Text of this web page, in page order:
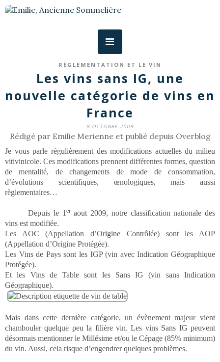
RÈGLEMENTATION ET LE VIN
Les vins sans IG, une
nouvelle catégorie de vins en
France
8 OCTOBRE 2009
Rédigé par Emilie Merienne et publié depuis Overblog
Je vous parle régulièrement des modifications actuelles du milieu
vitivinicole. Ces modifications prennent différentes formes, question
de mentalité, de changements de mode de consommation,
d’évolutions scientifiques, œnologiques, mais aussi
règlementaires…
Depuis le 1 eraout 2009, notre classification nationale des
vins est modifiée.
Les AOC (Appellation d’Origine Contrôlée) sont les AOP
(Appellation d’Origine Protégée).
Les Vins de Pays sont les IGP (vin avec Indication Géographique
Protégée).
Et les Vins de Table sont les Sans IG (vin sans Indication
Géographique).
Mais dans cette dernière catégorie, un évènement majeur vient
chambouler quelque peu la filière vin. Les vins Sans IG peuvent
désormais mentionner le Millésime et/ou le Cépage (85% minimum)
du vin. Aussi, cela risque d’engendrer quelques problèmes.